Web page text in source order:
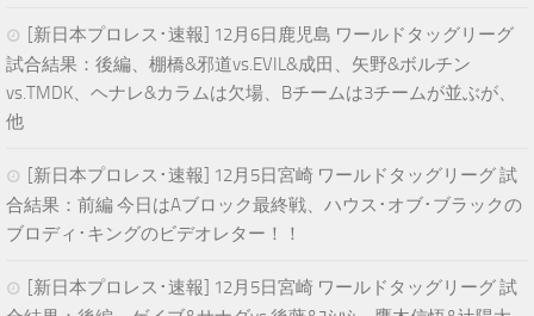
[新日本プロレス･速報] 12月6日鹿児島 ワールドタッグリーグ
試合結果：後編、棚橋&邪道vs.EVIL&成田、矢野&ボルチン
vs.TMDK、ヘナレ&カラムは欠場、Bチームは3チームが並ぶが、
他
[新日本プロレス･速報] 12月5日宮崎 ワールドタッグリーグ 試
合結果：前編 今日はAブロック最終戦、ハウス･オブ･ブラックの
ブロディ･キングのビデオレター！！
[新日本プロレス･速報] 12月5日宮崎 ワールドタッグリーグ 試